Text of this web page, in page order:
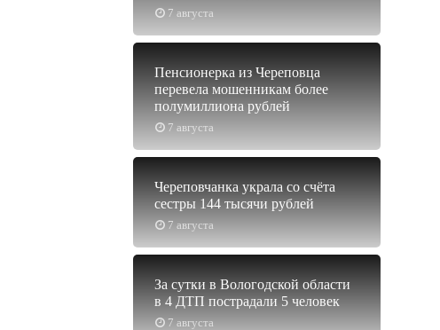
7 августа
7 августа
Пенсионерка из Череповца
перевела мошенникам более
полумиллиона рублей
7 августа
Череповчанка украла со счёта
сестры 144 тысячи рублей
7 августа
За сутки в Вологодской области
в 4 ДТП пострадали 5 человек